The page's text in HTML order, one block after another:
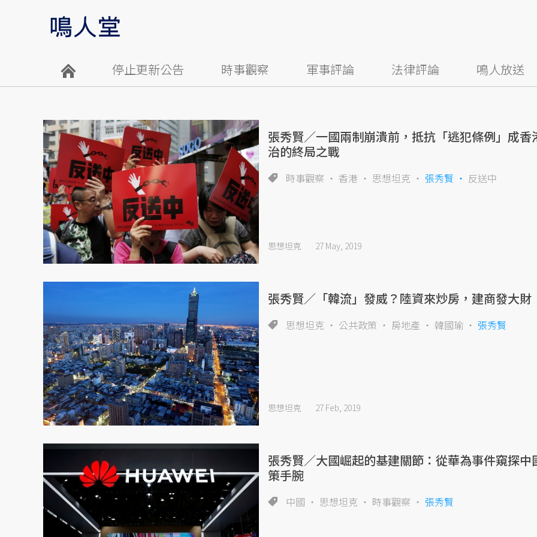
停止更新公告 時事觀察 軍事評論 法律評論 鳴人放送
張秀賢／一國兩制崩潰前，抵抗「逃犯條例」成香
治的終局之戰
時事觀察 香港 思想坦克 張秀賢 反送中
思想坦克 27 May, 2019
張秀賢／「韓流」發威？陸資來炒房，建商發大財
思想坦克 公共政策 房地產 韓國瑜 張秀賢
思想坦克 27 Feb, 2019
張秀賢／大國崛起的基建關節：從華為事件窺探中
策手腕
中國 思想坦克 時事觀察 張秀賢